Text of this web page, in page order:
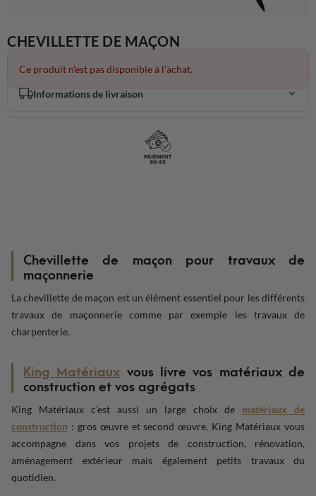
CHEVILLETTE DE MAÇON
Ce produit n'est pas disponible à l'achat.
Informations de livraison
Chevillette de maçon pour travaux de
maçonnerie
La chevillette de maçon est un élément essentiel pour les différents
travaux de maçonnerie comme par exemple les travaux de
charpenterie.
King Matériaux vous livre vos matériaux de
construction et vos agrégats
King Matériaux c’est aussi un large choix de matériaux de
construction : gros œuvre et second œuvre. King Matériaux vous
accompagne dans vos projets de construction, rénovation,
aménagement extérieur mais également petits travaux du
quotidien.